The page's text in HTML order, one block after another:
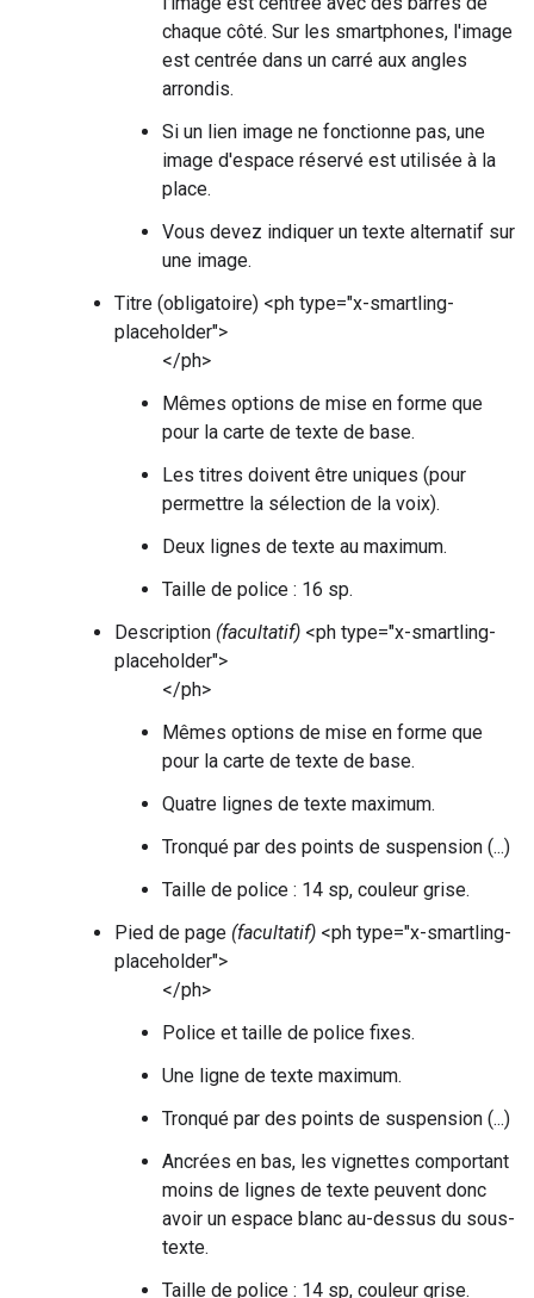
chaque côté. Sur les smartphones, l'image
est centrée dans un carré aux angles
arrondis.
Si un lien image ne fonctionne pas, une
image d'espace réservé est utilisée à la
place.
Vous devez indiquer un texte alternatif sur
une image.
Titre (obligatoire) <ph type="x-smartling-
placeholder">
</ph>
Mêmes options de mise en forme que
pour la carte de texte de base.
Les titres doivent être uniques (pour
permettre la sélection de la voix).
Deux lignes de texte au maximum.
Taille de police : 16 sp.
Description (facultatif) <ph type="x-smartling-
placeholder">
</ph>
Mêmes options de mise en forme que
pour la carte de texte de base.
Quatre lignes de texte maximum.
Tronqué par des points de suspension (...)
Taille de police : 14 sp, couleur grise.
Pied de page (facultatif) <ph type="x-smartling-
placeholder">
</ph>
Police et taille de police fixes.
Une ligne de texte maximum.
Tronqué par des points de suspension (...)
Ancrées en bas, les vignettes comportant
moins de lignes de texte peuvent donc
avoir un espace blanc au-dessus du sous-
texte.
Taille de police : 14 sp, couleur grise.